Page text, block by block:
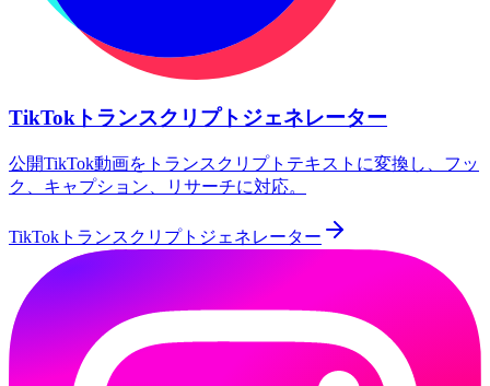
TikTokトランスクリプトジェネレーター
公開TikTok動画をトランスクリプトテキストに変換し、フッ
ク、キャプション、リサーチに対応。
TikTokトランスクリプトジェネレーター